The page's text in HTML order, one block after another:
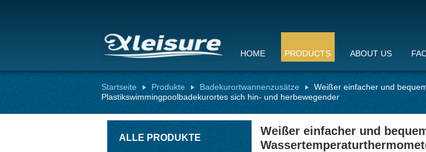
HOME PRODUCTS ABOUT US
Startseite Produkte Badekurortwannenzusätze
Weißer einfacher und
Plastikswimmingpoolbadekurortes sich hin- und herbewegender
ALLE PRODUKTE
Weißer einfacher und